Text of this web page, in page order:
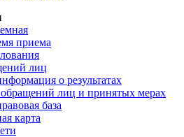
приема
лиц
о результатах
обращений лиц и принятых мерах
база
карта